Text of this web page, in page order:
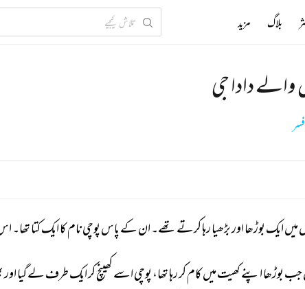
والے دادا جی
میں ایک بوڑھا اور بڑھیا رہا کرتے تھے۔ ان کے پاس پوچی نام کا ایک کتا تھا۔
جب بوڑھا اپنے کھیت میں کام کر رہا تھا، پوچی اسے کھینچ کر ایک طرف لے گیا اور
بلاگ مزید